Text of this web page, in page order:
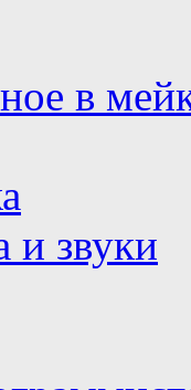
в
и звуки